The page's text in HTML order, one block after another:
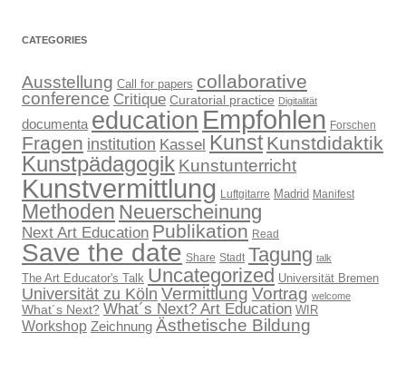
CATEGORIES
Ausstellung Call for papers collaborative
conference Critique Curatorial practice Digitalität
documenta education Empfohlen Forschen
Fragen institution Kassel Kunst Kunstdidaktik
Kunstpädagogik Kunstunterricht
Kunstvermittlung Luftgitarre Madrid Manifest
Methoden Neuerscheinung
Next Art Education Publikation Read
Save the date Share Stadt Tagung talk
The Art Educator's Talk Uncategorized Universität Bremen
Universität zu Köln Vermittlung Vortrag welcome
What´s Next? What´s Next? Art Education WIR
Workshop Zeichnung Ästhetische Bildung